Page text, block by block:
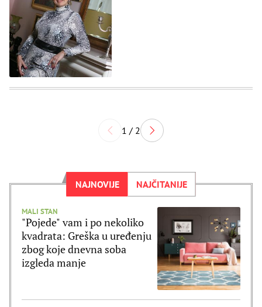
1 / 2
NAJNOVIJE NAJČITANIJE
MALI STAN
"Pojede" vam i po nekoliko
kvadrata: Greška u uređenju
zbog koje dnevna soba
izgleda manje